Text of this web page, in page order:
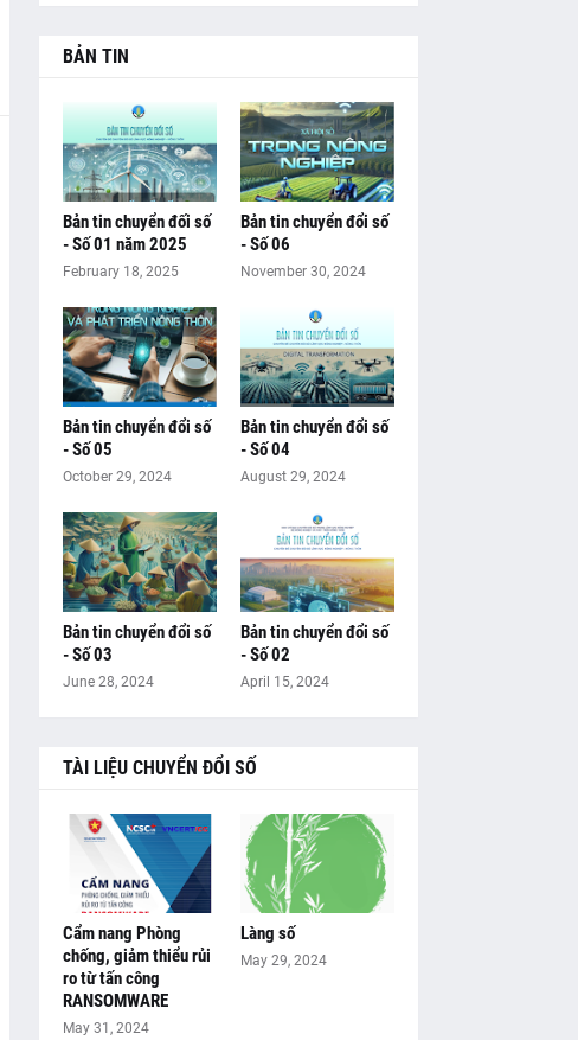
BẢN TIN
Bản tin chuyển đối số
- Số 01 năm 2025
February 18, 2025
Bản tin chuyển đổi số
- Số 06
November 30, 2024
Bản tin chuyển đổi số
- Số 05
October 29, 2024
Bản tin chuyển đổi số
- Số 04
August 29, 2024
Bản tin chuyển đổi số
- Số 03
June 28, 2024
Bản tin chuyển đổi số
- Số 02
April 15, 2024
TÀI LIỆU CHUYỂN ĐỔI SỐ
Cẩm nang Phòng
chống, giảm thiểu rủi
ro từ tấn công
RANSOMWARE
May 31, 2024
Làng số
May 29, 2024